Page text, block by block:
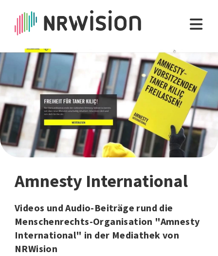
Amnesty International
Videos und Audio-Beiträge rund die
Menschenrechts-Organisation "Amnesty
International" in der Mediathek von
NRWision